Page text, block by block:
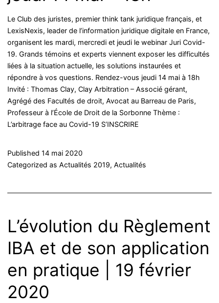
jeudi
7
mai
Le Club des juristes, premier think tank juridique français, et
LexisNexis, leader de l’information juridique digitale en France,
organisent les mardi, mercredi et jeudi le webinar Juri Covid-
19. Grands témoins et experts viennent exposer les difficultés
liées à la situation actuelle, les solutions instaurées et
répondre à vos questions. Rendez-vous jeudi 14 mai à 18h
Invité : Thomas Clay, Clay Arbitration – Associé gérant,
Agrégé des Facultés de droit, Avocat au Barreau de Paris,
Professeur à l’École de Droit de la Sorbonne Thème :
L’arbitrage face au Covid-19 S’INSCRIRE
Published 14 mai 2020
Categorized as Actualités 2019, Actualités
L’évolution du Règlement
IBA et de son application
en pratique | 19 février
2020